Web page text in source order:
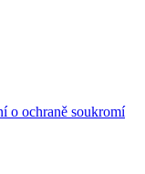
o ochraně soukromí